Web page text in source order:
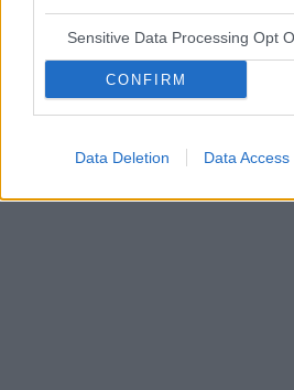
Sensitive Data Processing Opt
CONFIRM
Data Deletion Data Access